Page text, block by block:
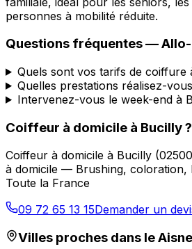
personnes à mobilité réduite.
Questions fréquentes —
Quels sont vos tarifs de coiffure
Quelles prestations réalisez-
Intervenez-vous le week-end à
Coiffeur à domicile à Bucilly?
Coiffeur à domicile à Bucilly (02500
à domicile — Brushing,
Toute la France
09 72 65 13 15Demander un
Villes proches dans leAisne